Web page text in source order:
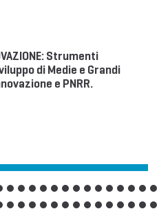
Strumenti
di Medie e Grandi
e PNRR.